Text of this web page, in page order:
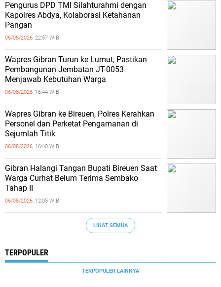
Pengurus DPD TMI Silahturahmi dengan
Kapolres Abdya, Kolaborasi Ketahanan
Pangan
06/08/2026, 22:57 WIB
Wapres Gibran Turun ke Lumut, Pastikan
Pembangunan Jembatan JT-0053
Menjawab Kebutuhan Warga
06/08/2026, 16:44 WIB
Wapres Gibran ke Bireuen, Polres Kerahkan
Personel dan Perketat Pengamanan di
Sejumlah Titik
06/08/2026, 16:40 WIB
Gibran Halangi Tangan Bupati Bireuen Saat
Warga Curhat Belum Terima Sembako
Tahap II
06/08/2026, 12:05 WIB
LIHAT SEMUA
TERPOPULER
TERPOPULER LAINNYA